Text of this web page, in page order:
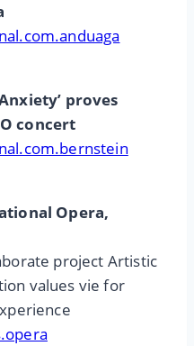
proves
concert
Opera,
project Artistic
values vie for